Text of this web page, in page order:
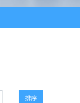
排序